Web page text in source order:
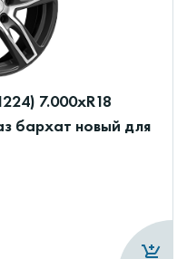
7.000xR18
бархат новый для